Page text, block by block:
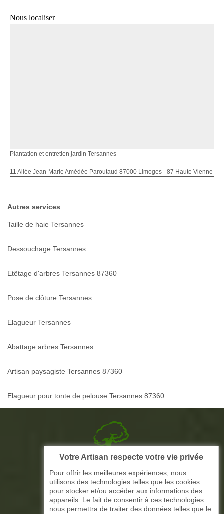
Nous localiser
Plantation et entretien jardin Tersannes
11 Allée Jean-Marie Amédée Paroutaud 87000 Limoges - 87 Haute Vienne
Autres services
Taille de haie Tersannes
Dessouchage Tersannes
Etêtage d'arbres Tersannes 87360
Pose de clôture Tersannes
Elagueur Tersannes
Abattage arbres Tersannes
Artisan paysagiste Tersannes 87360
Elagueur pour tonte de pelouse Tersannes 87360
Picque elagage 87
ARTISAN ELAGAGE ET PAYSAGISTE
Votre Artisan respecte votre vie privée
Pour offrir les meilleures expériences, nous
utilisons des technologies telles que les cookies
pour stocker et/ou accéder aux informations des
appareils. Le fait de consentir à ces technologies
nous permettra de traiter des données telles que le